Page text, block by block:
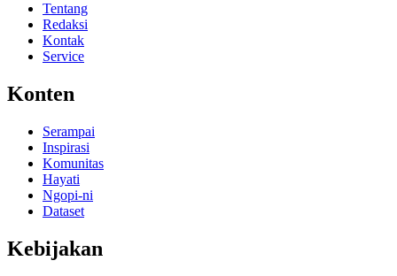
Tentang
Redaksi
Kontak
Service
Konten
Serampai
Inspirasi
Komunitas
Hayati
Ngopi-ni
Dataset
Kebijakan